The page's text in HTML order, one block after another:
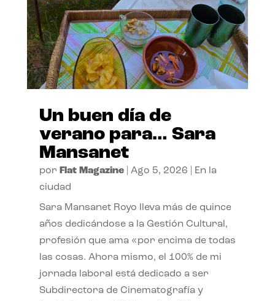
Un buen día de
verano para… Sara
Mansanet
por Flat Magazine| Ago 5, 2026
En la
ciudad
Sara Mansanet Royo lleva más de quince
años dedicándose a la Gestión Cultural,
profesión que ama «por encima de todas
las cosas. Ahora mismo, el 100% de mi
jornada laboral está dedicado a ser
Subdirectora de Cinematografía y